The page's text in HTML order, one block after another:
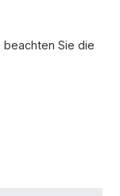
beachten Sie die